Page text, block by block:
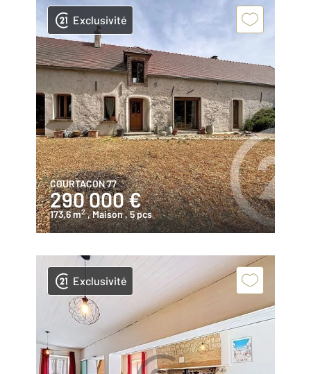
Exclusivité
COURTACON 77
290 000 €
173,6 m2 , Maison, 5 pcs
Exclusivité